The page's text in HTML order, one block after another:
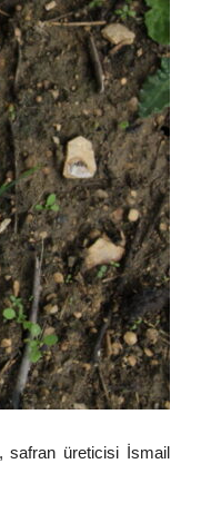
safran üreticisi İsmail